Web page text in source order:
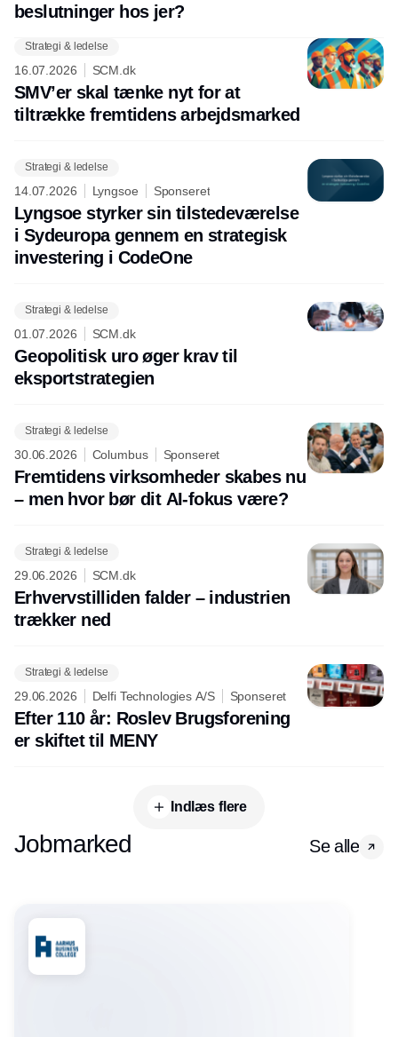
beslutninger hos jer?
Strategi & ledelse
16.07.2026 SCM.dk
SMV’er skal tænke nyt for at
tiltrække fremtidens arbejdsmarked
Strategi & ledelse
14.07.2026 Lyngsoe Sponseret
Lyngsoe styrker sin tilstedeværelse
i Sydeuropa gennem en strategisk
investering i CodeOne
Strategi & ledelse
01.07.2026 SCM.dk
Geopolitisk uro øger krav til
eksportstrategien
Strategi & ledelse
30.06.2026 Columbus Sponseret
Fremtidens virksomheder skabes nu
– men hvor bør dit AI-fokus være?
Strategi & ledelse
29.06.2026 SCM.dk
Erhvervstilliden falder – industrien
trækker ned
Strategi & ledelse
29.06.2026 Delfi Technologies A/S Sponseret
Efter 110 år: Roslev Brugsforening
er skiftet til MENY
Indlæs flere
Jobmarked Se alle